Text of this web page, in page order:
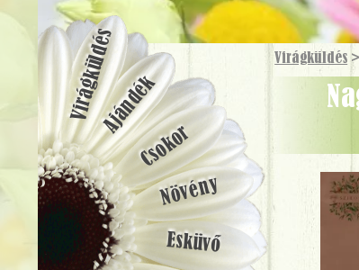
Virágküldés >
Nagy nyári csokor sárga - rózsaszín színekben (21 szál) - Virágküldés
VirágküldésAjándék
Csokor
Növény
Esküvő